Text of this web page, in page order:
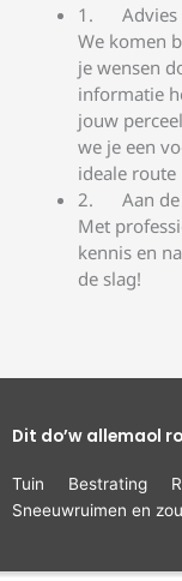
Advies
We komen
je wensen
informatie
jouw
we je een
ideale
Aan
Met
kennis en
de slag!
Dit do’w allemaol
Tuin Bestrating
Sneeuwruimen en